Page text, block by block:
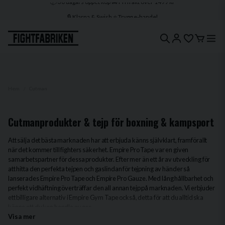
Cutmanprodukter & tejp för boxning & kampsport
Att sälja det bästa marknaden har att erbjuda känns självklart, framförallt
när det kommer till fighters säkerhet. Empire Pro Tape var en given
samarbetspartner för dessa produkter. Efter mer än ett år av utveckling för
att hitta den perfekta tejpen och gaslindan för tejpning av händer så
lanserades Empire Pro Tape och Empire Pro Gauze. Med lång hållbarhet och
perfekt vidhäftning överträffar den all annan tejp på marknaden. Vi erbjuder
ett billigare alternativ i Empire Gym Tape också, detta för att du alltid ska
Visa mer